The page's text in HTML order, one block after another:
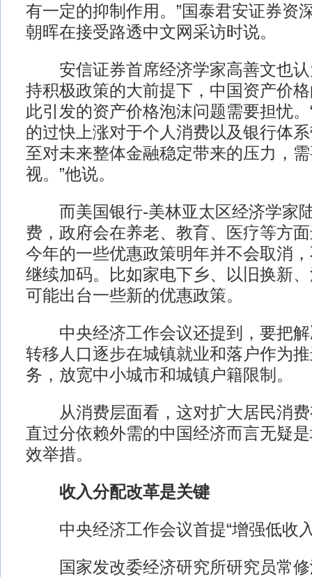
有一定的抑制作用。”国泰君安证券资
朝晖在接受路透中文网采访时说。
安信证券首席经济学家高善文也认
持积极政策的大前提下，中国资产价
此引发的资产价格泡沫问题需要担忧
的过快上涨对于个人消费以及银行体
至对未来整体金融稳定带来的压力，
视。”他说。
而美国银行-美林亚太区经济学家
费，政府会在养老、教育、医疗等方
今年的一些优惠政策明年并不会取消
继续加码。比如家电下乡、以旧换新
可能出台一些新的优惠政策。
中央经济工作会议还提到，要把解
转移人口逐步在城镇就业和落户作为
务，放宽中小城市和城镇户籍限制。
从消费层面看，这对扩大居民消费
直过分依赖外需的中国经济而言无疑
效举措。
收入分配改革是关键
中央经济工作会议首提“增强低收
国家发改委经济研究所研究员常修